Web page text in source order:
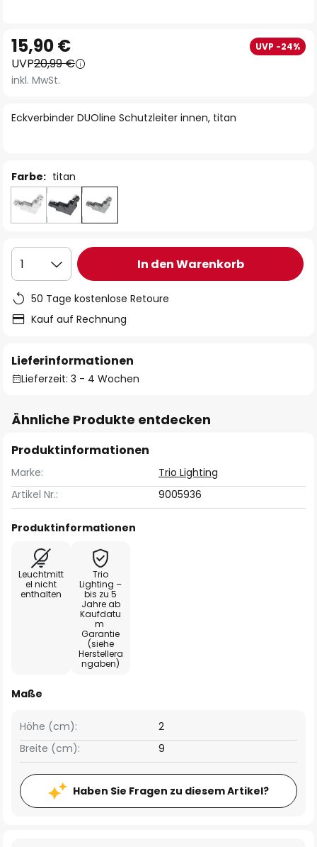
Anfang
der
Bildgalerie
Eckverbinder DUOline Schutzleiter innen, titan
15,90 € UVP -24%
UVP20,99 €
inkl. MwSt.
Farbe: titan
1 In den Warenkorb
50 Tage kostenlose Retoure
Kauf auf Rechnung
Lieferinformationen
Lieferzeit: 3 - 4 Wochen
Ähnliche Produkte entdecken
Produktinformationen
Marke:
Trio Lighting
Artikel Nr.:
9005936
Produktinformationen
Leuchtmitt
el nicht
enthalten
Trio
Lighting –
bis zu 5
Jahre ab
Kaufdatu
m
Garantie
(siehe
Herstellera
ngaben)
Maße
Breite (cm): 9
Höhe (cm): 2
Haben Sie Fragen zu diesem Artikel?